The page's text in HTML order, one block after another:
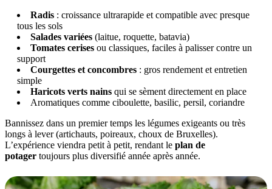
Radis : croissance ultrarapide et compatible avec presque
tous les sols
Salades variées (laitue, roquette, batavia)
Tomates cerises ou classiques, faciles à palisser contre un
support
Courgettes et concombres : gros rendement et entretien
simple
Haricots verts nains qui se sèment directement en place
Aromatiques comme ciboulette, basilic, persil, coriandre
Bannissez dans un premier temps les légumes exigeants ou très
longs à lever (artichauts, poireaux, choux de Bruxelles).
L’expérience viendra petit à petit, rendant le plan de
potager toujours plus diversifié année après année.